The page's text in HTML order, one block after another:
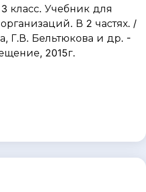
класс. Учебник для
В 2 частях. /
Г.В. Бельтюкова и др. -
2015г.